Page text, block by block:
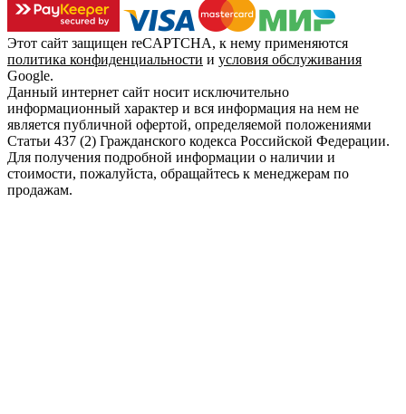
Этот сайт защищен reCAPTCHA, к нему применяются
политика конфиденциальности и условия обслуживания
Google.
Данный интернет сайт носит исключительно
информационный характер и вся информация на нем не
является публичной офертой, определяемой положениями
Статьи 437 (2) Гражданского кодекса Российской Федерации.
Для получения подробной информации о наличии и
стоимости, пожалуйста, обращайтесь к менеджерам по
продажам.